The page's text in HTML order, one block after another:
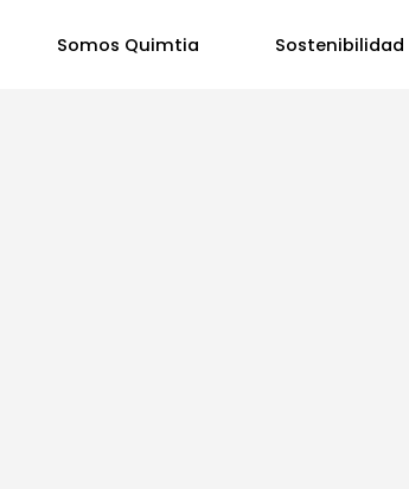
Somos Quimtia Sostenibilidad